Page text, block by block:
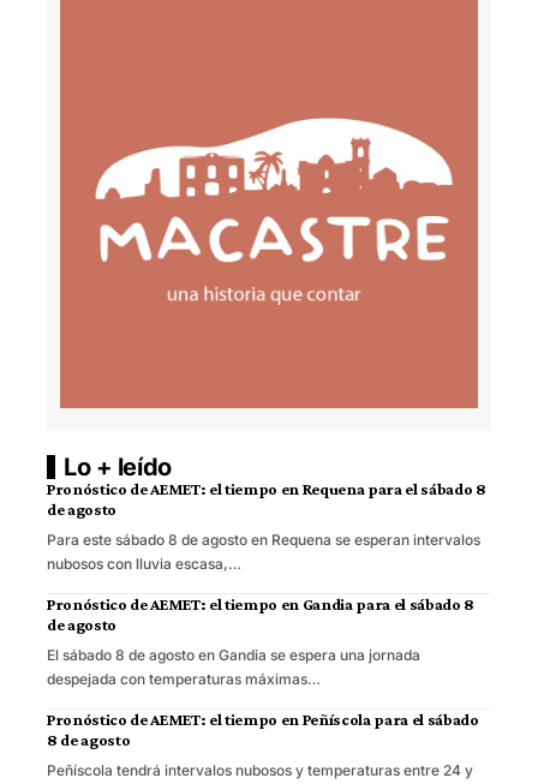
Lo + leído
Pronóstico de AEMET: el tiempo en Requena para el sábado 8
de agosto
Para este sábado 8 de agosto en Requena se esperan intervalos
nubosos con lluvia escasa,…
Pronóstico de AEMET: el tiempo en Gandia para el sábado 8
de agosto
El sábado 8 de agosto en Gandia se espera una jornada
despejada con temperaturas máximas…
Pronóstico de AEMET: el tiempo en Peñíscola para el sábado
8 de agosto
Peñíscola tendrá intervalos nubosos y temperaturas entre 24 y